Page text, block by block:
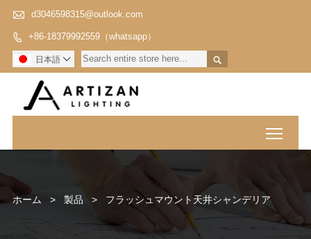
 d3046598315@outlook.com
 +86-18379992559（whatsapp）

日本語 
ホーム > 製品 > フラッシュマウント天井シャンデリア